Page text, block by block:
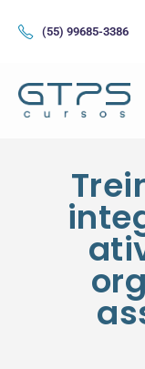
(55) 99685-3386